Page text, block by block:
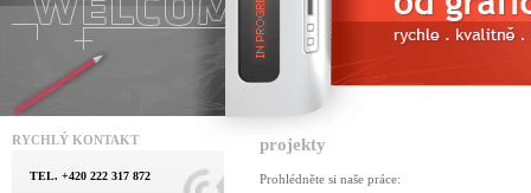
projekty
Prohlédněte si naše práce:
RYCHLÝ KONTAKT
TEL. +420 222 317 872